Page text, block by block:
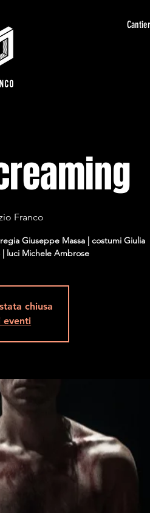
Franco
Giuseppe Massa | costumi Giulia
| luci Michele Ambrose
chiusa
eventi